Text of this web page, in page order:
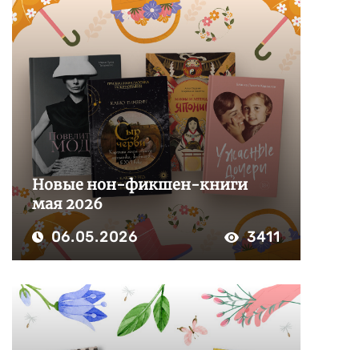
Новые нон-фикшен-книги
мая 2026
06.05.2026 3411